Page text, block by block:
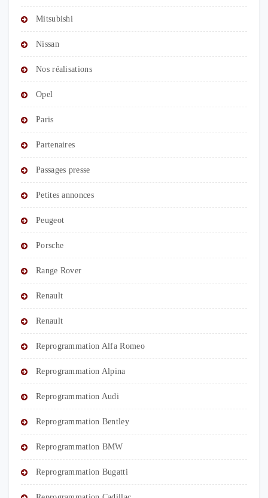
Mitsubishi
Nissan
Nos réalisations
Opel
Paris
Partenaires
Passages presse
Petites annonces
Peugeot
Porsche
Range Rover
Renault
Renault
Reprogrammation Alfa Romeo
Reprogrammation Alpina
Reprogrammation Audi
Reprogrammation Bentley
Reprogrammation BMW
Reprogrammation Bugatti